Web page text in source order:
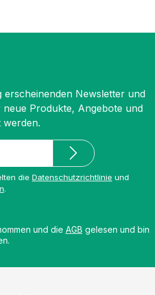
Newsletter und
Produkte, Angebote und
die Datenschutzrichtlinie und
.
und die AGB gelesen und bin